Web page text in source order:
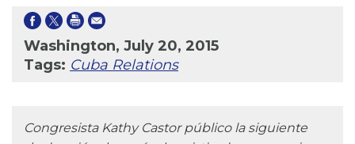
Washington, July 20, 2015
Tags: Cuba Relations
Congresista Kathy Castor público la siguiente